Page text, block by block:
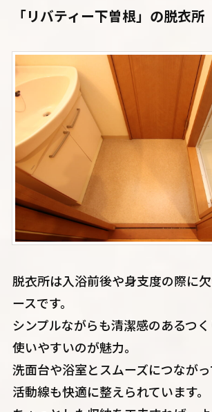
「リバティー下曽根」の脱衣所
脱衣所は入浴前後や身支度の際に
ースです。
シンプルながらも清潔感のあるつ
使いやすいのが魅力。
洗面台や浴室とスムーズにつなが
活動線も快適に整えられています。